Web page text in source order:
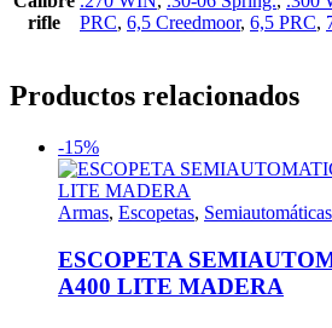
rifle
PRC, 6,5 Creedmoor, 6,5 PRC,
Productos relacionados
-15%
Armas, Escopetas, Semiautomáticas
ESCOPETA
A400 LITE MADERA